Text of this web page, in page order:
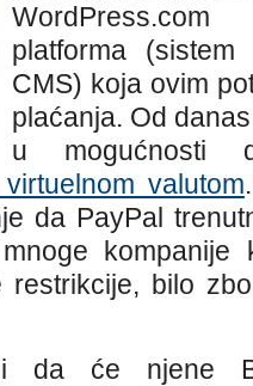
platforma
CMS) koja ovim
plaćanja. Od
u
valutom
da PayPal
kompanije
restrikcije, bilo
da će njene